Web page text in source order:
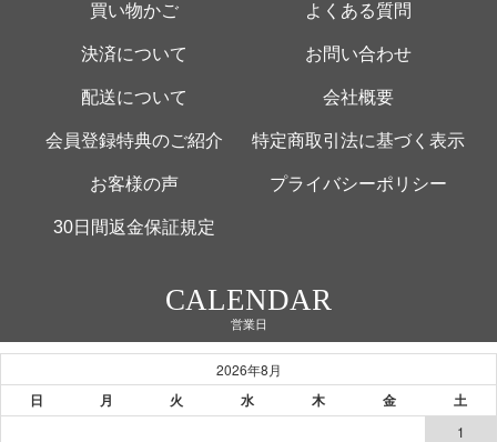
買い物かご よくある質問
決済について お問い合わせ
配送について 会社概要
会員登録特典のご紹介 特定商取引法に基づく表示
お客様の声 プライバシーポリシー
30日間返金保証規定
CALENDAR
営業日